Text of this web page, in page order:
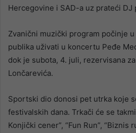
Hercegovine i SAD-a uz prateći DJ
Zvanični muzički program počinje
publika uživati u koncertu Peđe
dok je subota, 4. juli, rezervisana
Lončarevića.
Sportski dio donosi pet utrka koje
festivalskih dana. Trkači će se
Konjički cener”, “Fun Run”, “Biznis